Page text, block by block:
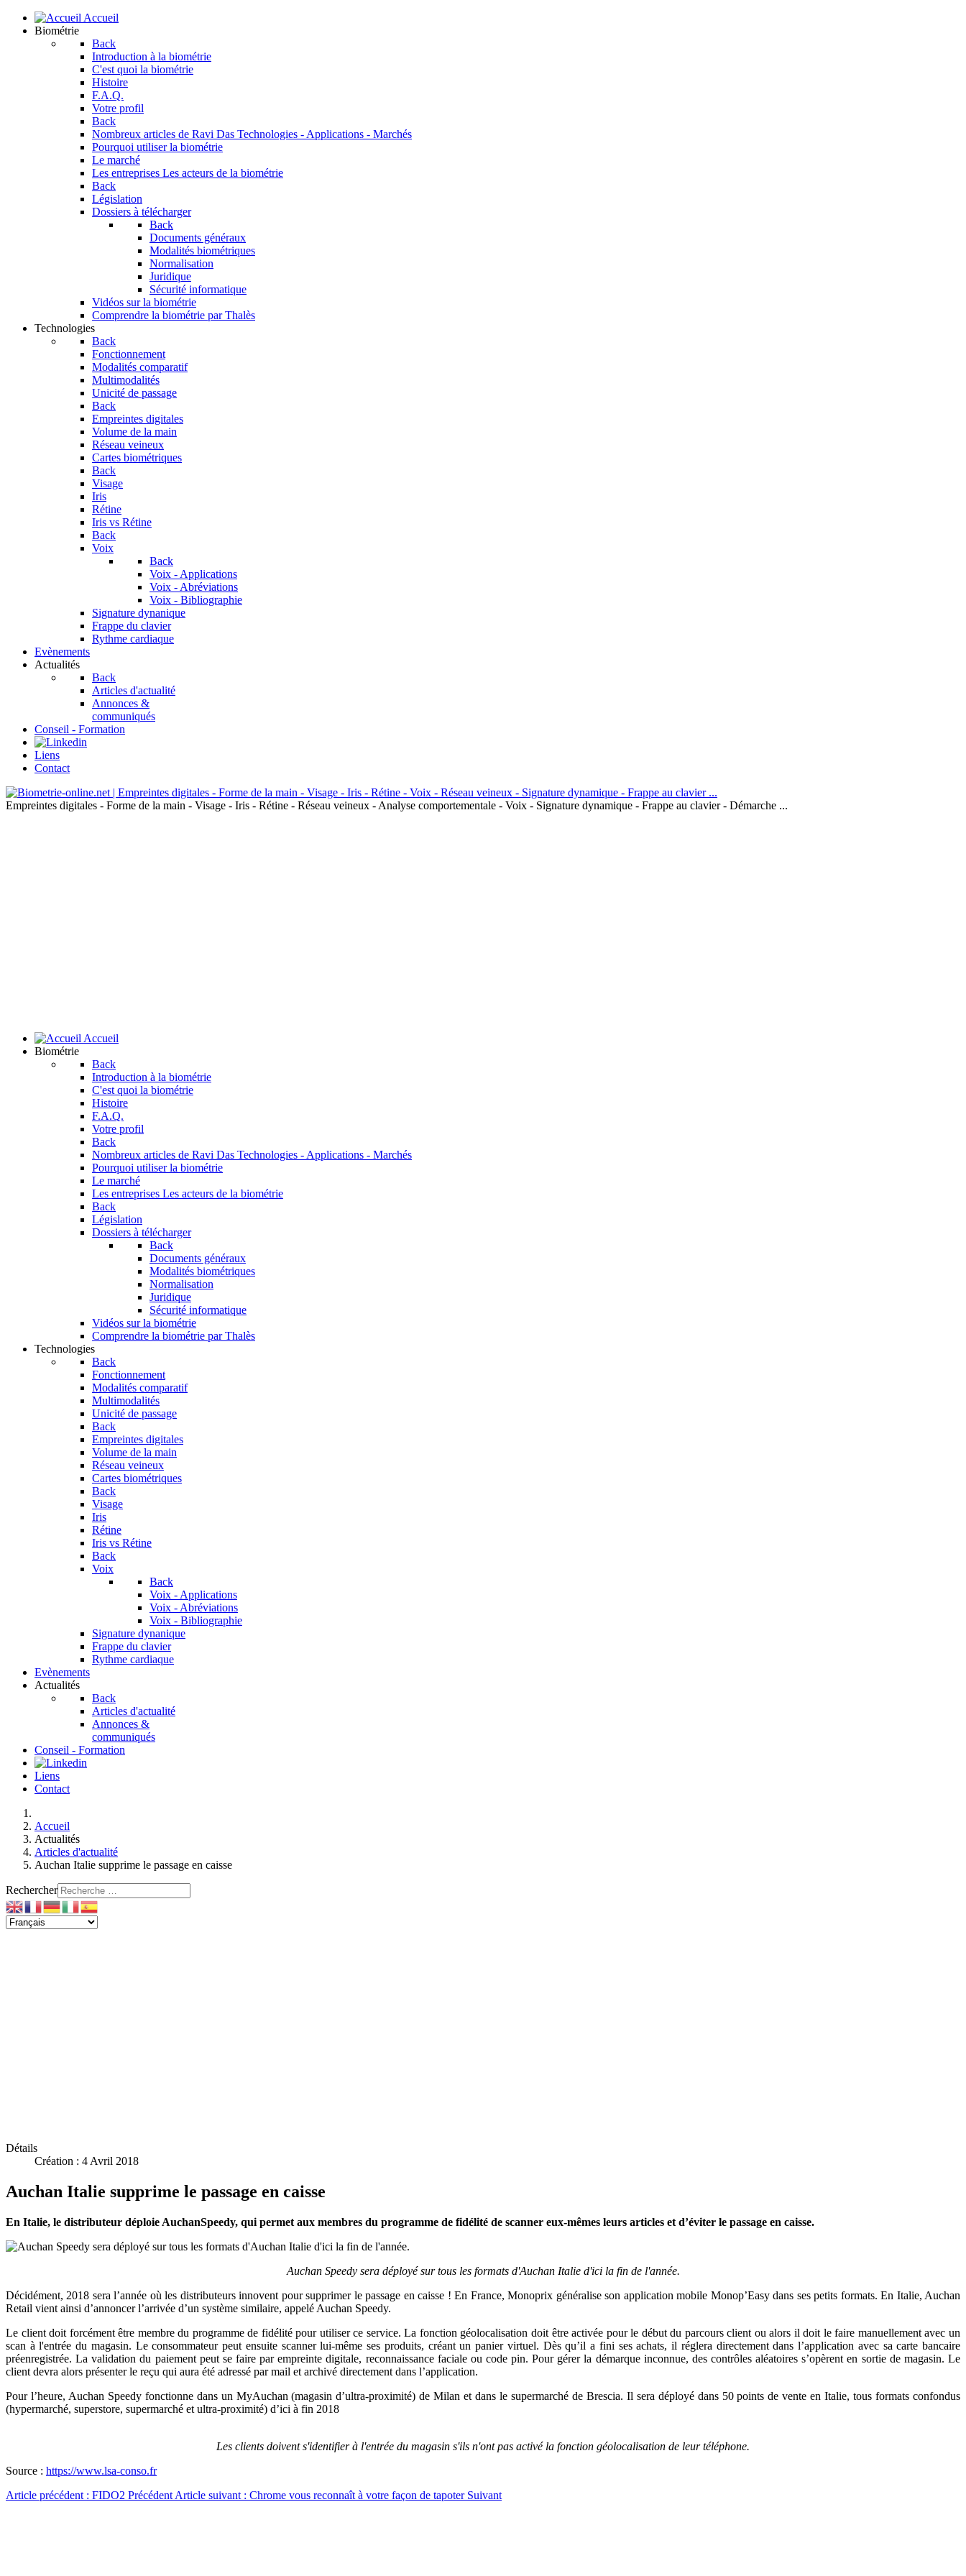
Accueil
Biométrie
Back
Introduction à la biométrie
C'est quoi la biométrie
Histoire
F.A.Q.
Votre profil
Back
Nombreux articles de Ravi Das Technologies - Applications - Marchés
Pourquoi utiliser la biométrie
Le marché
Les entreprises Les acteurs de la biométrie
Back
Législation
Dossiers à télécharger
Back
Documents généraux
Modalités biométriques
Normalisation
Juridique
Sécurité informatique
Vidéos sur la biométrie
Comprendre la biométrie par Thalès
Technologies
Back
Fonctionnement
Modalités comparatif
Multimodalités
Unicité de passage
Back
Empreintes digitales
Volume de la main
Réseau veineux
Cartes biométriques
Back
Visage
Iris
Rétine
Iris vs Rétine
Back
Voix
Back
Voix - Applications
Voix - Abréviations
Voix - Bibliographie
Signature dynanique
Frappe du clavier
Rythme cardiaque
Evènements
Actualités
Back
Articles d'actualité
Annonces &
communiqués
Conseil - Formation
Liens
Contact
Empreintes digitales - Forme de la main - Visage - Iris - Rétine - Réseau veineux - Analyse comportementale - Voix - Signature dynamique - Frappe au clavier - Démarche ...
Accueil
Biométrie
Back
Introduction à la biométrie
C'est quoi la biométrie
Histoire
F.A.Q.
Votre profil
Back
Nombreux articles de Ravi Das Technologies - Applications - Marchés
Pourquoi utiliser la biométrie
Le marché
Les entreprises Les acteurs de la biométrie
Back
Législation
Dossiers à télécharger
Back
Documents généraux
Modalités biométriques
Normalisation
Juridique
Sécurité informatique
Vidéos sur la biométrie
Comprendre la biométrie par Thalès
Technologies
Back
Fonctionnement
Modalités comparatif
Multimodalités
Unicité de passage
Back
Empreintes digitales
Volume de la main
Réseau veineux
Cartes biométriques
Back
Visage
Iris
Rétine
Iris vs Rétine
Back
Voix
Back
Voix - Applications
Voix - Abréviations
Voix - Bibliographie
Signature dynanique
Frappe du clavier
Rythme cardiaque
Evènements
Actualités
Back
Articles d'actualité
Annonces &
communiqués
Conseil - Formation
Liens
Contact
Accueil
Actualités
Articles d'actualité
Auchan Italie supprime le passage en caisse
Rechercher
Détails
Création : 4 Avril 2018
Auchan Italie supprime le passage en caisse
En Italie, le distributeur déploie AuchanSpeedy, qui permet aux membres du programme de fidélité de scanner eux-mêmes leurs articles et d’éviter le passage en caisse.
Auchan Speedy sera déployé sur tous les formats d'Auchan Italie d'ici la fin de l'année.
Décidément, 2018 sera l’année où les distributeurs innovent pour supprimer le passage en caisse ! En France, Monoprix généralise son application mobile Monop’Easy dans ses petits formats. En Italie, Auchan
Retail vient ainsi d’annoncer l’arrivée d’un système similaire, appelé Auchan Speedy.
Le client doit forcément être membre du programme de fidélité pour utiliser ce service. La fonction géolocalisation doit être activée pour le début du parcours client ou alors il doit le faire manuellement avec un
scan à l'entrée du magasin. Le consommateur peut ensuite scanner lui-même ses produits, créant un panier virtuel. Dès qu’il a fini ses achats, il réglera directement dans l’application avec sa carte bancaire
préenregistrée. La validation du paiement peut se faire par empreinte digitale, reconnaissance faciale ou code pin. Pour gérer la démarque inconnue, des contrôles aléatoires s’opèrent en sortie de magasin. Le
client devra alors présenter le reçu qui aura été adressé par mail et archivé directement dans l’application.
Pour l’heure, Auchan Speedy fonctionne dans un MyAuchan (magasin d’ultra-proximité) de Milan et dans le supermarché de Brescia. Il sera déployé dans 50 points de vente en Italie, tous formats confondus
(hypermarché, superstore, supermarché et ultra-proximité) d’ici à fin 2018
Les clients doivent s'identifier à l'entrée du magasin s'ils n'ont pas activé la fonction géolocalisation de leur téléphone.
Source : https://www.lsa-conso.fr
Article précédent : FIDO2 Précédent Article suivant : Chrome vous reconnaît à votre façon de tapoter Suivant